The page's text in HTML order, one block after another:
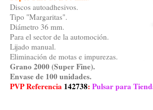
Discos autoadhesivos.
Tipo "Margaritas".
Diámetro 36 mm.
Para el sector de la automoción.
Lijado manual.
Eliminación de motas e impurezas.
Grano 2000 (Super Fine).
Envase de 100 unidades.
PVP Referencia 142738: Pulsar para